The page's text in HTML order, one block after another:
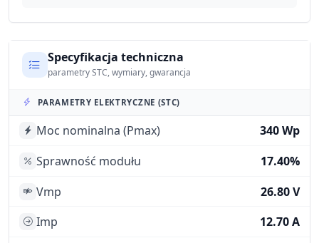
Specyfikacja techniczna
parametry STC, wymiary, gwarancja
PARAMETRY ELEKTRYCZNE (STC)
Moc nominalna (Pmax)
340 Wp
Sprawność modułu
17.40%
Vmp
26.80 V
Imp
12.70 A